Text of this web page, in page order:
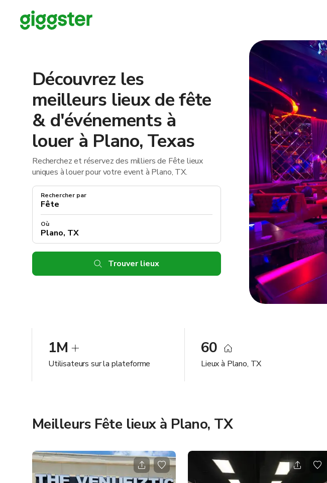
Découvrez les
meilleurs lieux de fête
& d'événements à
louer à Plano, Texas
Recherchez et réservez des milliers de Fête lieux
uniques à louer pour votre event à Plano, TX.
Rechercher par
Où
Trouver lieux
1M
Utilisateurs sur la plateforme
60
Lieux à Plano, TX
Meilleurs Fête lieux à Plano, TX